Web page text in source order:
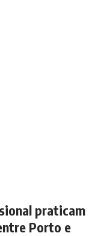
praticam
Porto e